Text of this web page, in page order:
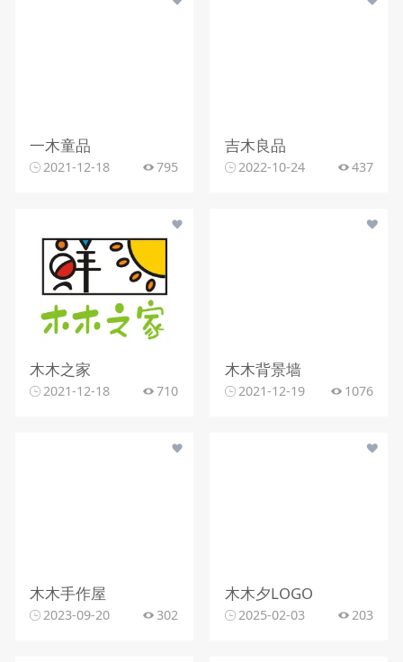
一木童品
2021-12-18 795
吉木良品
2022-10-24 437
木木之家
2021-12-18 710
木木背景墙
2021-12-19 1076
木木手作屋
2023-09-20 302
木木夕LOGO
2025-02-03 203